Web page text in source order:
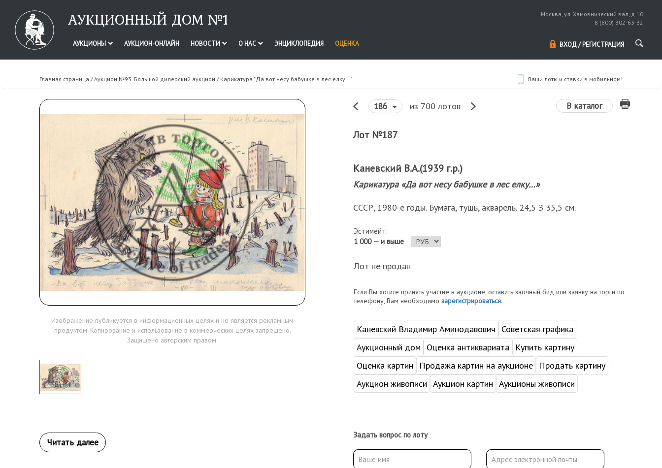
АУКЦИОННЫЙ ДОМ №1
Москва, ул. Хамовнический вал, д.10
8 (800) 302-63-32
АУКЦИОНЫ АУКЦИОН-ОНЛАЙН НОВОСТИ О НАС ЭНЦИКЛОПЕДИЯ ОЦЕНКА ВХОД / РЕГИСТРАЦИЯ
Главная страница /Аукцион №93. Большой дилерский аукцион / Карикатура "Да вот несу бабушке в лес елку..." Ваши лоты и ставки в мобильном!
Изображение публикуется в информационных целях и не является рекламным
продуктом. Копирование и использование в коммерческих целях запрещено.
Защищено авторским правом.
186 из 700 лотов В каталог
Лот №187
Каневский В.А.(1939 г.р.)
Карикатура «Да вот несу бабушке в лес елку…»
СССР, 1980-е годы. Бумага, тушь, акварель. 24,5 З 35,5 см.
Эстимейт:
1 000 — и выше
Лот не продан
Если Вы хотите принять участие в аукционе, оставить заочный бид или заявку на торги по
телефону, Вам необходимо зарегистрироваться.
Каневский Владимир Аминодавович
Советская графика
Аукционный дом
Оценка антиквариата
Купить картину
Оценка картин
Продажа картин на аукционе
Продать картину
Аукцион живописи Аукцион картин Аукционы живописи
Задать вопрос по лоту